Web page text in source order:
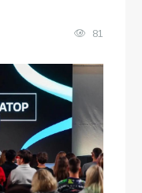
81